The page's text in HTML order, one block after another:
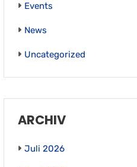
Events
News
Uncategorized
ARCHIV
Juli 2026